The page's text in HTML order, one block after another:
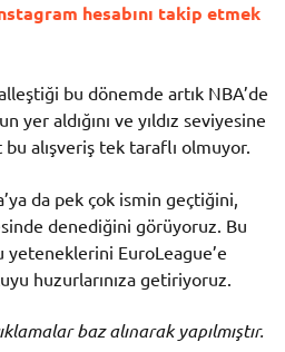
hesabını takip etmek
bu dönemde artık NBA’de
yer aldığını ve yıldız seviyesine
alışveriş tek taraflı olmuyor.
da pek çok ismin geçtiğini,
denediğini görüyoruz. Bu
yeteneklerini EuroLeague’e
huzurlarınıza getiriyoruz.
baz alınarak yapılmıştır.